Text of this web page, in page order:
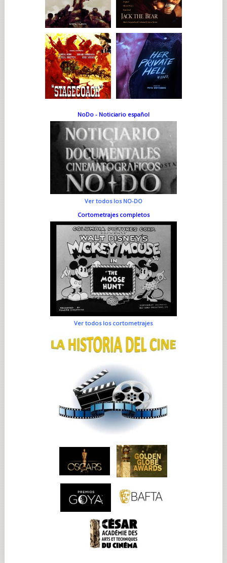
NoDo - Noticiario español
Ver todos los NO-DO
Cortometrajes completos
Ver todos los cortometrajes